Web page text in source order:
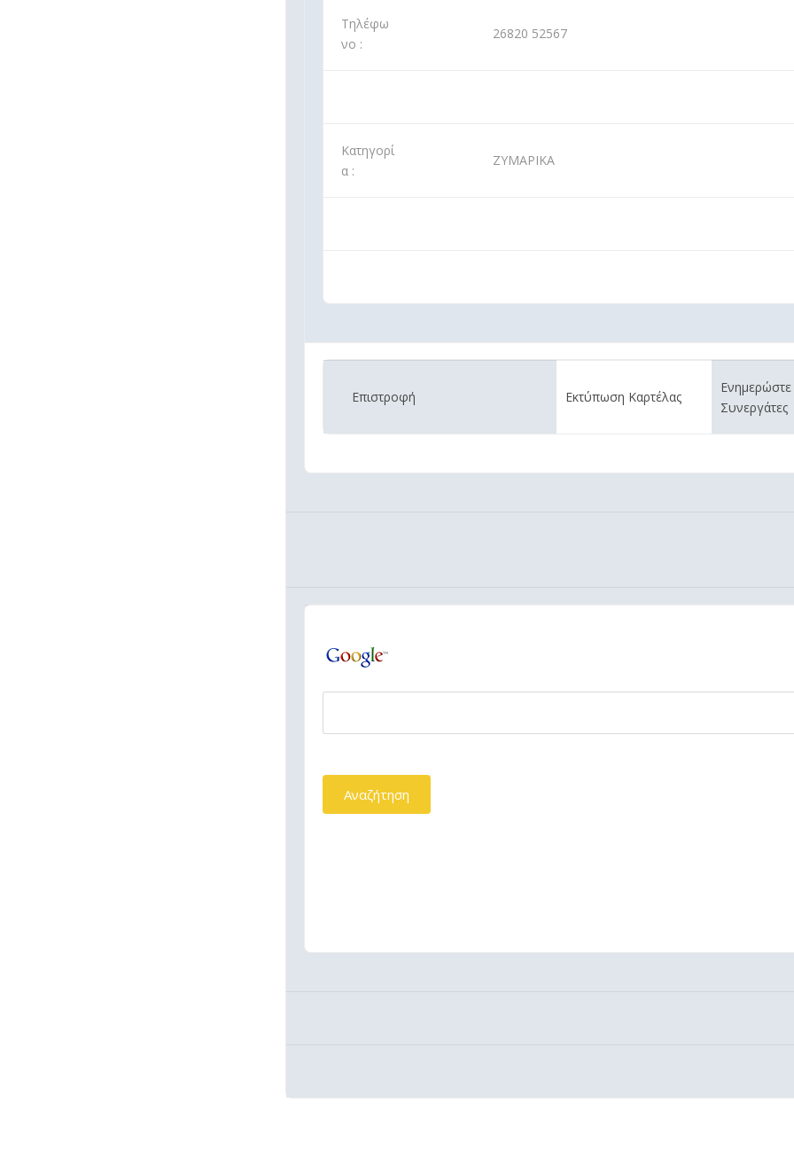
Τηλέφω
νο :
26820 52567
Κατηγορί
α :
ΖΥΜΑΡΙΚΑ
Επιστροφή Εκτύπωση Καρτέλας
Ενημερώστε
Συνεργάτες